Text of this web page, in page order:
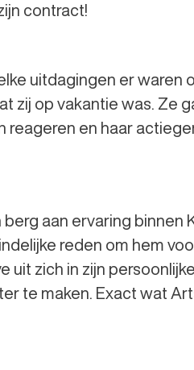
contract!
uitdagingen er waren
zij op vakantie was. Ze
reageren en haar
aan ervaring binnen
reden om hem
uit zich in zijn persoonlijke
te maken. Exact wat